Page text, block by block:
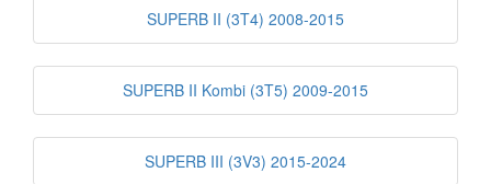
SUPERB II (3T4) 2008-2015
SUPERB II Kombi (3T5) 2009-2015
SUPERB III (3V3) 2015-2024